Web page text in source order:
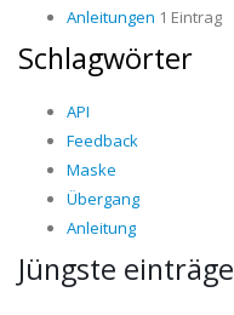
Anleitungen 1 Eintrag
Schlagwörter
API
Feedback
Maske
Übergang
Anleitung
Jüngste einträge